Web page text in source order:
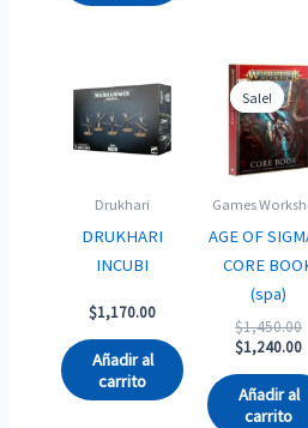
Drukhari
DRUKHARI
INCUBI
$1,170.00
Añadir al
carrito
Sale!
Sale!
Games
AGE OF
CORE
(spa)
$1,450.00
$1,240.00
Añadir al
carrito